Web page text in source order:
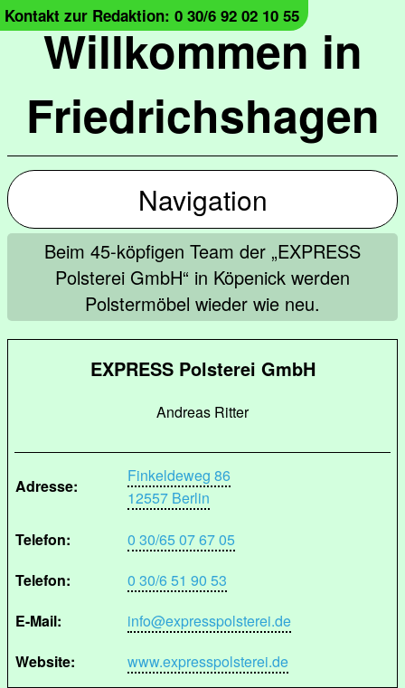
Willkommen in
Friedrichshagen
Kontakt zur Redaktion: 0 30/6 92 02 10 55
Navigation
Beim 45-köpfigen Team der „EXPRESS
Polsterei GmbH“ in Köpenick werden
Polstermöbel wieder wie neu.
EXPRESS Polsterei GmbH
Andreas Ritter
Adresse:
Finkeldeweg 86
12557 Berlin
Telefon:
0 30/65 07 67 05
Telefon:
0 30/6 51 90 53
E-Mail:
info@expresspolsterei.de
Website:
www.expresspolsterei.de